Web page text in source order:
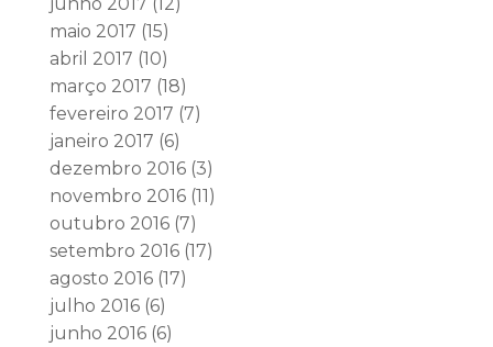
maio 2017 (15)
abril 2017 (10)
março 2017 (18)
fevereiro 2017 (7)
janeiro 2017 (6)
dezembro 2016(3)
novembro 2016(11)
outubro 2016(7)
setembro 2016(17)
agosto 2016(17)
julho 2016(6)
junho 2016(6)